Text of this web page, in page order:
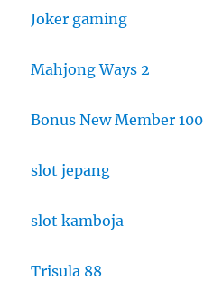
Joker gaming
Mahjong Ways 2
Bonus New Member 100
slot jepang
slot kamboja
Trisula 88